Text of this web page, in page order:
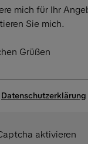
Datenschutzerklärung
aktivieren